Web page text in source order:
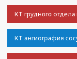
КТ грудного
КТ ангиография